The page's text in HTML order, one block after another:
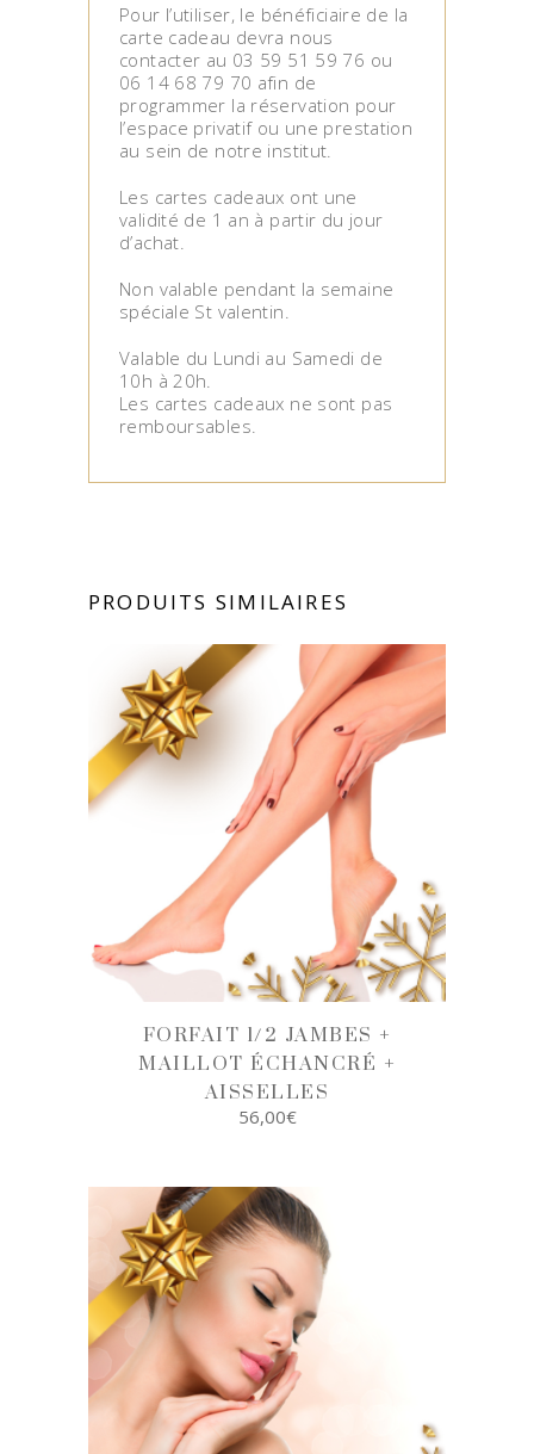
Pour l’utiliser, le bénéficiaire de la
carte cadeau devra nous
contacter au 03 59 51 59 76 ou
06 14 68 79 70 afin de
programmer la réservation pour
l’espace privatif ou une prestation
au sein de notre institut.
Les cartes cadeaux ont une
validité de 1 an à partir du jour
d’achat.
Non valable pendant la semaine
spéciale St valentin.
Valable du Lundi au Samedi de
10h à 20h.
Les cartes cadeaux ne sont pas
remboursables.
PRODUITS SIMILAIRES
FORFAIT 1/2 JAMBES +
MAILLOT ÉCHANCRÉ +
AISSELLES
56,00€
AJOUTER AU
PANIER